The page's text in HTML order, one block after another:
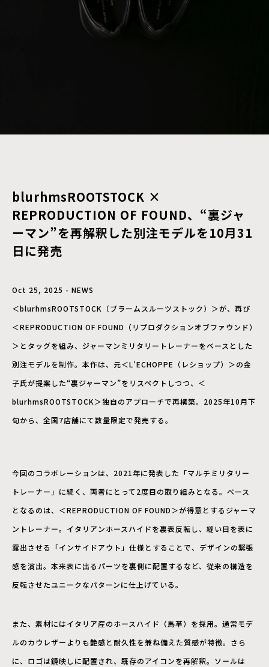
blurhmsROOTSTOCK ×
REPRODUCTION OF FOUND、“裏ジャ
ーマン”を再解釈した別注モデルを10月31
日に発売
Oct 25, 2025 - NEWS
＜blurhmsROOTSTOCK（ブラームスルーツストック）＞が、再び
＜REPRODUCTION OF FOUND（リプロダクションオブファウンド）
＞とタッグを組み、ジャーマンミリタリートレーナーをベースとした
別注モデルを制作。本作は、元＜L'ECHOPPE（レショップ）＞の金
子氏が提案した“裏ジャーマン”をリスペクトしつつ、＜
blurhmsROOTSTOCK＞独自のアプローチで再構築。2025年10月下
旬から、全国7店舗にて数量限定で発売する。
今回のコラボレーションは、2021年に発表した「マルチミリタリー
トレーナー」に続く、両者にとって2度目の取り組みとなる。ベース
となるのは、＜REPRODUCTION OF FOUND＞が得意とするジャーマ
ントレーナー。イタリアンホースハイドを裏表反転し、縫い目を表に
露出させる「インサイドアウト」仕様とすることで、デザインの緊張
感を演出。本来表に出るパーツを裏側に配置するなど、従来の構造を
反転させたユニークなパターンに仕上げている。
また、素材にはイタリア産のホースハイド（馬革）を採用。通常モデ
ルのカウレザーよりも艶感と耐久性を兼ね備えた質感が特徴。さら
に、ロゴは鏡映しに配置され、既存のアイコンを再解釈。ソールは